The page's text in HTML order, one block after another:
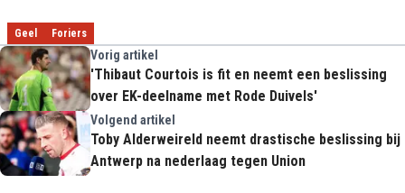
Geel Foriers
Vorig artikel
'Thibaut Courtois is fit en neemt een beslissing
over EK-deelname met Rode Duivels'
Volgend artikel
Toby Alderweireld neemt drastische beslissing bij
Antwerp na nederlaag tegen Union